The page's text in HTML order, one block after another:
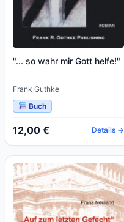
"... so wahr mir Gott helfe!"
Frank Guthke
Buch
12,00 € Details →